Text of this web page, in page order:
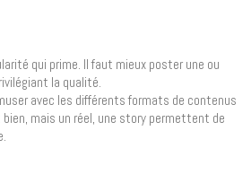
qui prime. Il faut mieux poster une ou
la qualité.
avec les différents formats de contenus
bien, mais un réel, une story permettent de